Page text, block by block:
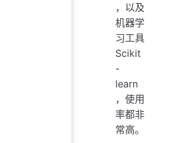
，以及
机器学
习工具
Scikit
-
learn
，使用
率都非
常高。